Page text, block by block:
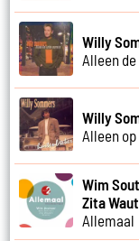
Willy
Alleen
Willy
Alleen
Wim
Zita
Allemaal